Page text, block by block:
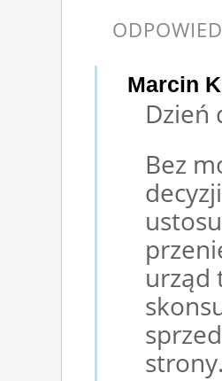
Marcin
Dzień
Bez
urząd